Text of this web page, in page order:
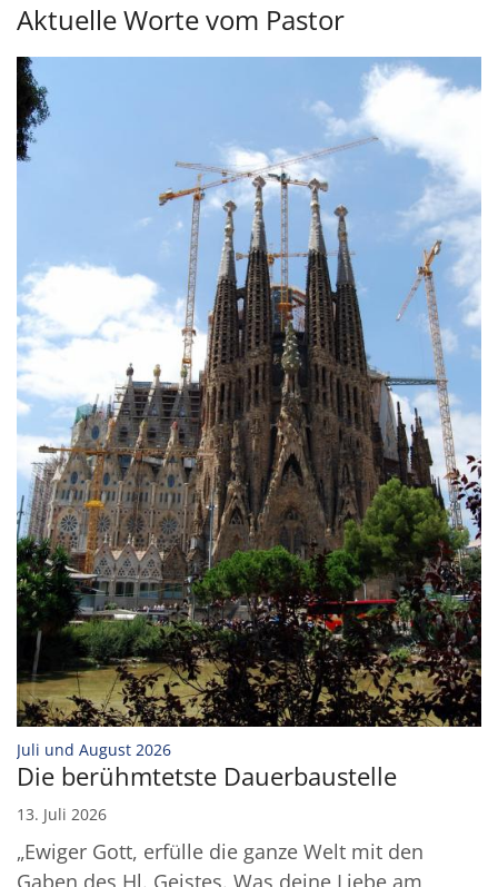
Aktuelle Worte vom Pastor
Juli und August 2026:
Die berühmtetste Dauerbaustelle
13. Juli 2026
„Ewiger Gott, erfülle die ganze Welt mit den
Gaben des Hl. Geistes. Was deine Liebe am